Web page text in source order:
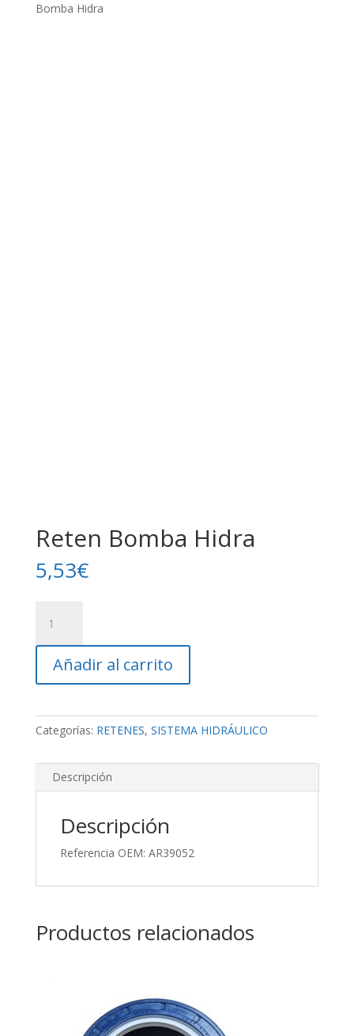
Bomba Hidra
Reten Bomba Hidra
5,53€
Bomba
Hidra
cantidad
Añadir al carrito
Categorías: RETENES, SISTEMA HIDRÁULICO
Descripción
Descripción
Referencia OEM: AR39052
Productos relacionados